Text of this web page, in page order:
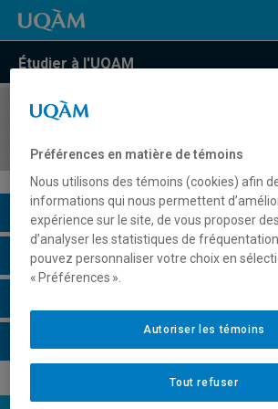
Étudier à l'UQAM
COURS//
Description du cours
Horaire - Été 2026
Préférences en matière de témoins
Nous utilisons des témoins (cookies) afin
informations qui nous permettent
expérience sur le site, de vous proposer
d’analyser les statistiques de
pouvez personnaliser votre choix en
« Préférences ».
Tout refuser
Autoriser les témoins